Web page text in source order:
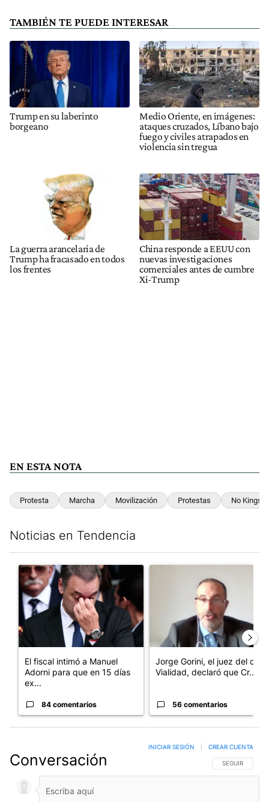
TAMBIÉN TE PUEDE INTERESAR
Trump en su laberinto
borgeano
Medio Oriente, en imágenes:
ataques cruzados, Líbano bajo
fuego y civiles atrapados en
violencia sin tregua
La guerra arancelaria de
Trump ha fracasado en todos
los frentes
China responde a EEUU con
nuevas investigaciones
comerciales antes de cumbre
Xi-Trump
EN ESTA NOTA
Protesta Marcha Movilización Protestas No Kings
Noticias en Tendencia
Un artículo de tendencia con el título "El fiscal intimó a
El fiscal intimó a Manuel
Adorni para que en 15 días
ex...
84 comentarios
Jorge Gorini, el juez del caso
Vialidad, declaró que Cr...
56 comentarios
Conversación SIGA ESTA
SEGUIR
INICIAR SESIÓN CREAR CUENTA